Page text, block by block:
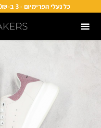
כל נעלי הפרימיום - 3 ב-2000₪ · נייק ואדידס - 3 ב-1200₪